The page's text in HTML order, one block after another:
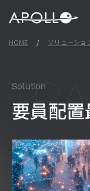
HOME ソリューショ
Solution
要員配